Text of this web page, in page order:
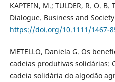
KAPTEIN, M.; TULDER, R. O.
Dialogue. Business and
https://doi.org/10.1111/1467-
METELLO, Daniela G. Os
cadeias produtivas solidárias:
cadeia solidária do algodão